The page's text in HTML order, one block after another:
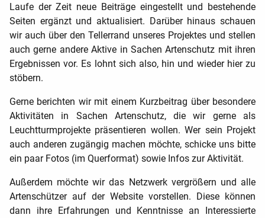
Laufe der Zeit neue Beiträge eingestellt und bestehende
Seiten ergänzt und aktualisiert. Darüber hinaus schauen
wir auch über den Tellerrand unseres Projektes und stellen
auch gerne andere Aktive in Sachen Artenschutz mit ihren
Ergebnissen vor. Es lohnt sich also, hin und wieder hier zu
stöbern.
Gerne berichten wir mit einem Kurzbeitrag über besondere
Aktivitäten in Sachen Artenschutz, die wir gerne als
Leuchtturmprojekte präsentieren wollen. Wer sein Projekt
auch anderen zugängig machen möchte, schicke uns bitte
ein paar Fotos (im Querformat) sowie Infos zur Aktivität.
Außerdem möchte wir das Netzwerk vergrößern und alle
Artenschützer auf der Website vorstellen. Diese können
dann ihre Erfahrungen und Kenntnisse an Interessierte